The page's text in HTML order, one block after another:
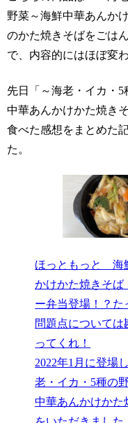
野菜～海鮮中華あんか
のかた焼きそばをごは
で、内容的にはほぼ変
先日「～海老・イカ・5
中華あんかけかた焼き
食べた感想をまとめた
た。
ほっともっと 海
かけかた焼きそば
ー弁当登場！？た
問題点については
ってくれ！
2022年1月に登場
老・イカ・5種の
中華あんかけかた